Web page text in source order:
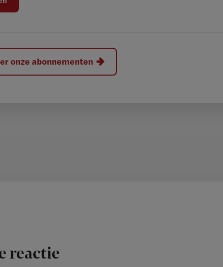
onze abonnementen
reactie